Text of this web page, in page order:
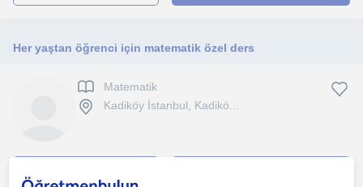
Her yaştan öğrenci için matematik özel ders
Matematik
Kadiköy İstanbul, Kadikö...